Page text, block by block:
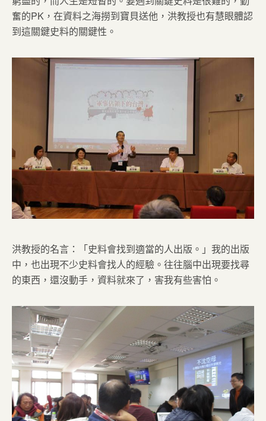
奮的PK，在資料之海撈到寶貝送他，洪教授也有慧眼體認
到這關鍵史料的關鍵性。
洪教授的名言：「史料會找到適當的人出版。」我的出版
中，也出現不少史料會找人的經驗。往往腦中出現要找尋
的東西，還沒動手，資料就來了，害我有些害怕。